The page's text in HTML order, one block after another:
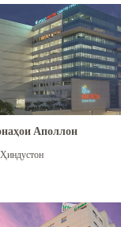
Бештар дидан
Аполлон
Ҳиндустон